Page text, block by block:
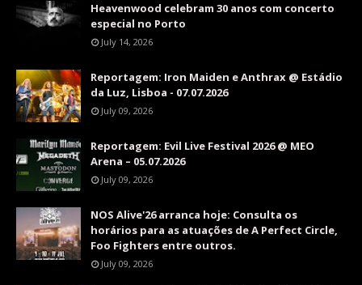
Heavenwood celebram 30 anos com concerto
especial no Porto
July 14, 2026
Reportagem: Iron Maiden e Anthrax @ Estádio
da Luz, Lisboa - 07.07.2026
July 09, 2026
Reportagem: Evil Live Festival 2026 @ MEO
Arena – 05.07.2026
July 09, 2026
NOS Alive'26 arranca hoje: Consulta os
horários para as atuações de A Perfect Circle,
Foo Fighters entre outros.
July 09, 2026